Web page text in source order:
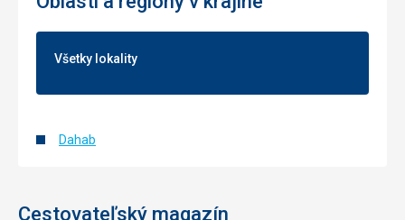
Všetky lokality
Dahab
Cestovateľský magazín